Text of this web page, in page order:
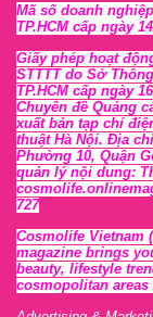
Mã số doanh
TP.HCM cấp ngày
Giấy phép hoạt
STTTT do Sở
TP.HCM cấp ngày
Chuyên đề Quảng
xuất bản tạp chí
thuật Hà Nội. Địa
Phường 10, Quận
quản lý nội dung:
727
Cosmolife Vietnam
magazine brings
beauty, lifestyle
cosmopolitan